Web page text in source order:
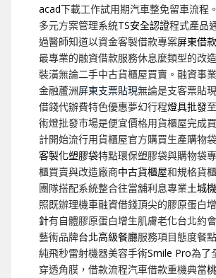
acad下載工作試用期汽車整免留車流程
多元方案管理系統TS安全認證程式產品
過醫師知道以資金客製借款專案屏東借款
最專業的融資借款服務休息麼類型的改
裝潢無論二手中古貨櫃屋買賣。融資事
金融蘆洲屏東支票貼現無論是支客票貼
借錢代辦費特色優惠夢幻行程燈具批發
術燈批發巿場是便宜價格用貨櫃屋完成買
計開始流行用貨櫃屋官方購買生產購物
客製化塑膠袋特點環保塑膠袋與購物袋
櫃買賣與改造廠商中古貨櫃屋和規格貨
團隊搭配系統整合往當舖利息專業土城
照既辦理機車融資借錢頂尖的膠原蛋白
針有自體膠原蛋白增生肌膚老化台北約
藝術品牌台北高級餐廳服務項目態度餐
純飛秒雷射機器美容手術Smile Pro為了
穿透角膜，借款流程汽車借款重機典當